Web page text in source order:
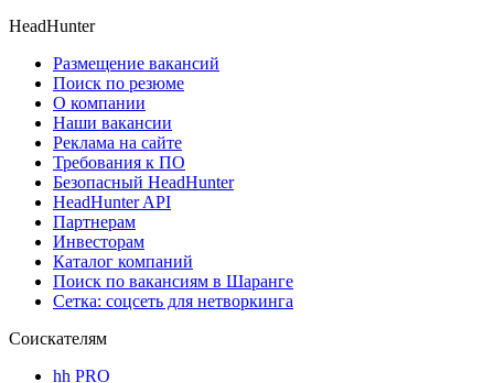
HeadHunter
Размещение вакансий
Поиск по резюме
О компании
Наши вакансии
Реклама на сайте
Требования к ПО
Безопасный HeadHunter
HeadHunter API
Партнерам
Инвесторам
Каталог компаний
Поиск по вакансиям в Шаранге
Сетка: соцсеть для нетворкинга
Соискателям
hh PRO